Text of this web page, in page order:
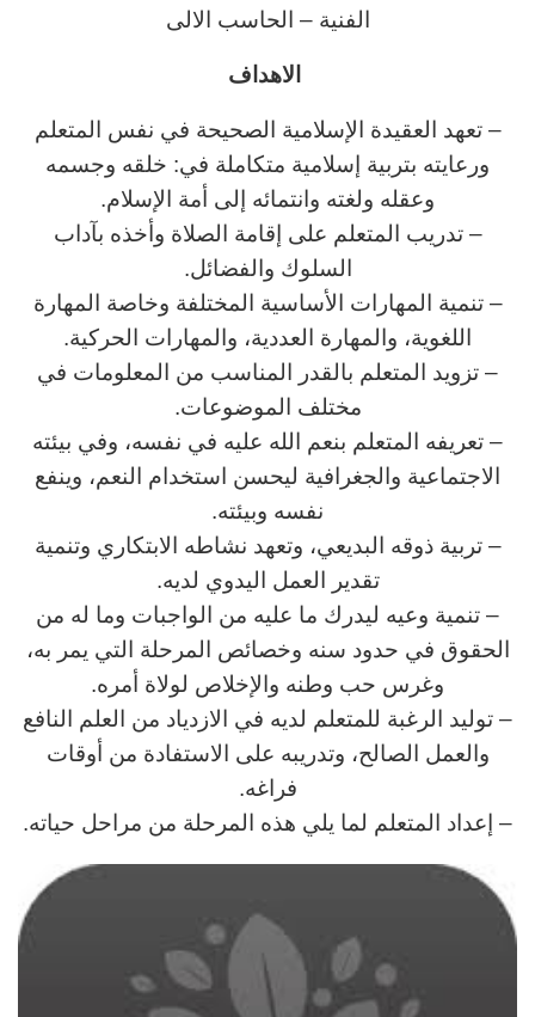
الفنية – الحاسب الالى
الاهداف
– تعهد العقيدة الإسلامية الصحيحة في نفس المتعلم
ورعايته بتربية إسلامية متكاملة في: خلقه وجسمه
وعقله ولغته وانتمائه إلى أمة الإسلام.
– تدريب المتعلم على إقامة الصلاة وأخذه بآداب
السلوك والفضائل.
– تنمية المهارات الأساسية المختلفة وخاصة المهارة
اللغوية، والمهارة العددية، والمهارات الحركية.
– تزويد المتعلم بالقدر المناسب من المعلومات في
مختلف الموضوعات.
– تعريفه المتعلم بنعم الله عليه في نفسه، وفي بيئته
الاجتماعية والجغرافية ليحسن استخدام النعم، وينفع
نفسه وبيئته.
– تربية ذوقه البديعي، وتعهد نشاطه الابتكاري وتنمية
تقدير العمل اليدوي لديه.
– تنمية وعيه ليدرك ما عليه من الواجبات وما له من
الحقوق في حدود سنه وخصائص المرحلة التي يمر به،
وغرس حب وطنه والإخلاص لولاة أمره.
– توليد الرغبة للمتعلم لديه في الازدياد من العلم النافع
والعمل الصالح، وتدريبه على الاستفادة من أوقات
فراغه.
– إعداد المتعلم لما يلي هذه المرحلة من مراحل حياته.